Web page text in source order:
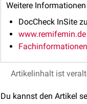
Weitere
DocCheck InSite zu
www.remifemin.de
Fachinformationen
Artikelinhalt ist
Du kannst den Artikel